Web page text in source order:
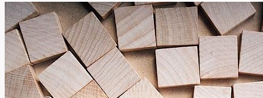
Co
Znamená
Slovo
‚dear‘?